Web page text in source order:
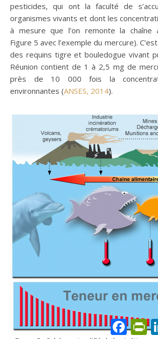
pesticides, qui ont la faculté de
organismes vivants et dont les
à mesure que l’on remonte la chaîne
Figure 5 avec l’exemple du mercure).
des requins tigre et bouledogue vivant
Réunion contient de 1 à 2,5 mg de
près de 10 000 fois la
environnantes (ANSES, 2014).